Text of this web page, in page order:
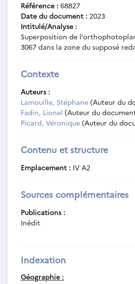
Référence : 68827
Date du document : 2023
Intitulé/Analyse :
Superposition de
3067 dans la zone du supposé
Contexte
Auteurs :
Lamouille, Stéphane (Auteur du
Fadin, Lionel (Auteur du
Picard, Véronique (Auteur du
Contenu et structure
Emplacement : IV A2
Sources complémentaires
Publications :
Inédit
Indexation
Géographie :